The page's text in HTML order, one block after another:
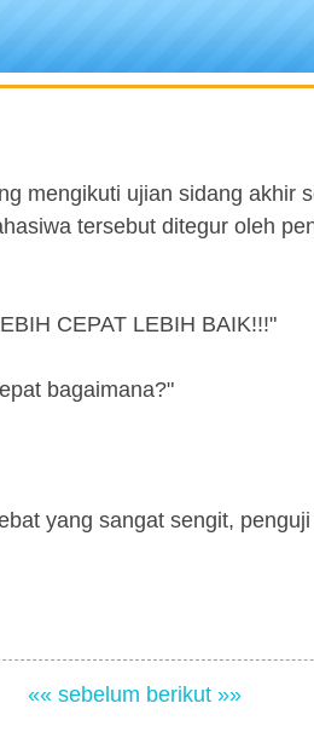
mengikuti ujian sidang akhir
tersebut ditegur oleh
CEPAT LEBIH BAIK!!!"
bagaimana?"
yang sangat sengit,
«« sebelum berikut »»